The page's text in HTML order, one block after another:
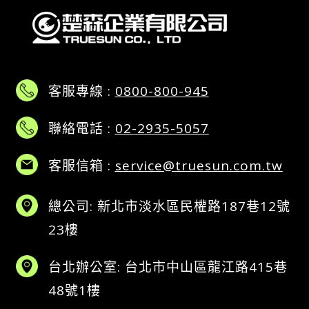
客服專線 : 0800-800-945
聯絡電話 : 02-2935-5057
客服信箱 : service@truesun.com.tw
總公司: 新北市淡水區民權路187巷12號
23樓
台北辦公室: 台北市中山區龍江路415巷
48號1樓